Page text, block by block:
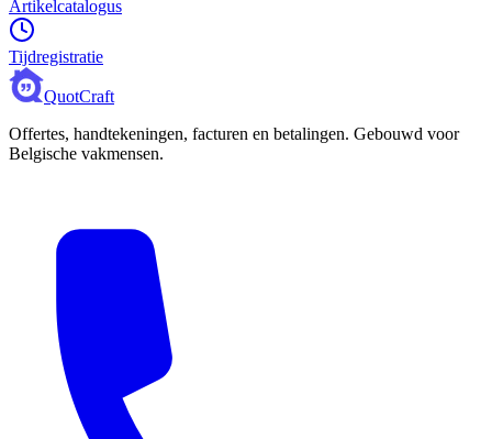
Artikelcatalogus
Tijdregistratie
QuotCraft
Offertes, handtekeningen, facturen en betalingen. Gebouwd voor
Belgische vakmensen.